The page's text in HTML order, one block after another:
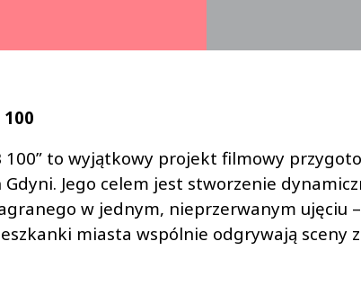
100” to wyjątkowy projekt filmowy
Jego celem jest stworzenie
w jednym, nieprzerwanym ujęciu
miasta wspólnie odgrywają sceny